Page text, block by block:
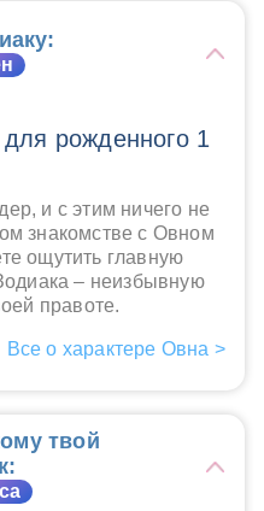
рожденного 1
и с этим ничего не
знакомстве с Овном
ощутить главную
– неизбывную
правоте.
Все о характере Овна >
твой